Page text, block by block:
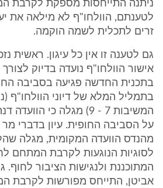
ניתנה התייחסות מספקת לקרבת
לטענתם, הוולחו"ף לא מילאה את
זרים לתכלית לשמה הוקמה.
גם לטענה זו אין כל עיגון. ראשית
אישור הוולחו"ף נועדה בדיוק
בתכנית החדשה פגיעה בסביבה
המשיבות 7 - 9) מגלה כי
על הסביבה החופית. עיון בדברי מר
מהנדס הוועדה המקומית, מגלה
לסוגיות הנוגעות לקרבת המתחם
המתוכננת ולנגישות הציבור
אביטן, התייחס מפורשות לקרבת